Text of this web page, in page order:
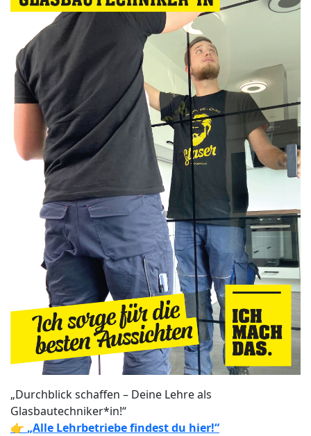
„Durchblick schaffen – Deine Lehre als
Glasbautechniker*in!“
👉 „Alle Lehrbetriebe findest du hier!“